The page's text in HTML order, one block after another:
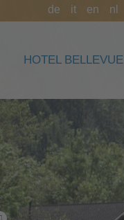
de it en nl
HOTEL BELLEVUE